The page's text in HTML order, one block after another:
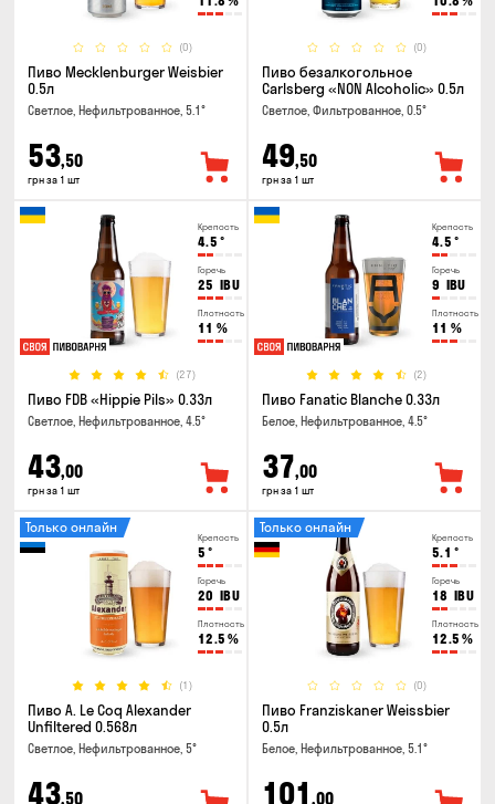
(0)
Пиво Mecklenburger Weisbier
0.5л
Светлое, Нефильтрованное, 5.1°
53,50
грн за 1 шт
(0)
Пиво безалкогольное
Carlsberg «NON Alcoholic» 0.5л
Светлое, Фильтрованное, 0.5°
49,50
грн за 1 шт
Крепость
4.5 °
Горечь
25 IBU
Плотность
11 %
(27)
Пиво FDB «Hippie Pils» 0.33л
Светлое, Нефильтрованное, 4.5°
43,00
грн за 1 шт
Крепость
4.5 °
Горечь
9 IBU
Плотность
11 %
(2)
Пиво Fanatic Blanche 0.33л
Белое, Нефильтрованное, 4.5°
37,00
грн за 1 шт
Крепость
5 °
Горечь
20 IBU
Плотность
12.5 %
(1)
Только онлайн
Пиво A. Le Coq Alexander
Unfiltered 0.568л
Светлое, Нефильтрованное, 5°
43,50
Крепость
5.1 °
Горечь
18 IBU
Плотность
12.5 %
(0)
Только онлайн
Пиво Franziskaner Weissbier
0.5л
Белое, Нефильтрованное, 5.1°
101 ,00